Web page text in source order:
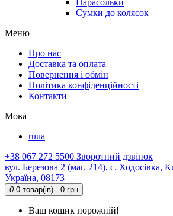
Парасольки
Сумки до колясок
Меню
Про нас
Доставка та оплата
Повернення і обмін
Політика конфіденційності
Контакти
Мова
ruua
+38 067 272 5500 Зворотний дзвінок
вул. Березова 2 (маг. 214), с. Ходосівка,
Україна, 08173
0 0 товар(ів) - 0 грн
Ваш кошик порожній!